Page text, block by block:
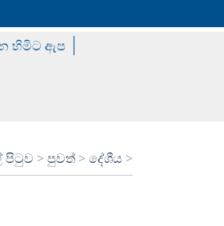
හිමිට ඇප
පිටුව >පුවත් >දේශීය >